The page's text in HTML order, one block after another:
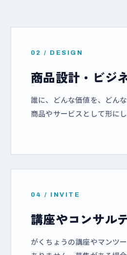
02 / DESIGN
商品設計・ビジ
誰に、どんな価値を、どん
商品やサービスとして形に
04 / INVITE
講座やコンサル
がくちょうの講座やマンツ